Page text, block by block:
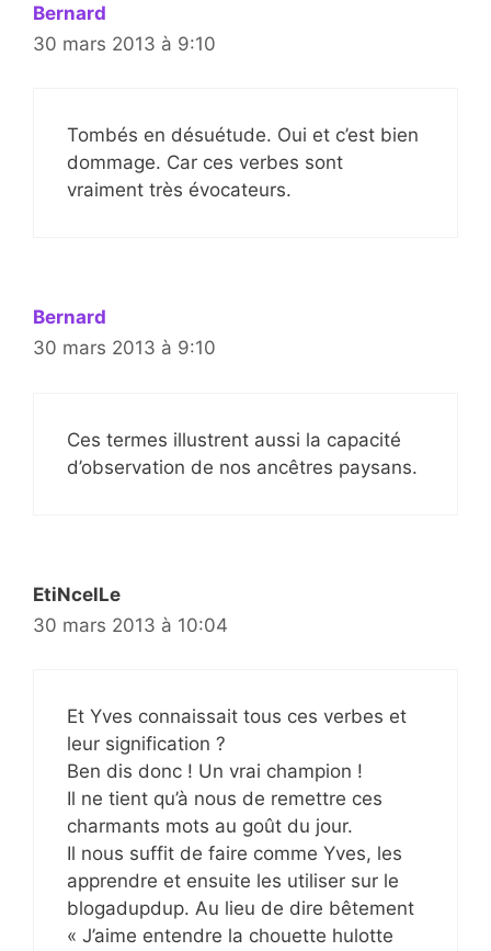
Bernard
30 mars 2013 à 9:10
Tombés en désuétude. Oui et c’est bien
dommage. Car ces verbes sont
vraiment très évocateurs.
Bernard
30 mars 2013 à 9:10
Ces termes illustrent aussi la capacité
d’observation de nos ancêtres paysans.
EtiNcelLe
30 mars 2013 à 10:04
Et Yves connaissait tous ces verbes et
leur signification ?
Ben dis donc ! Un vrai champion !
Il ne tient qu’à nous de remettre ces
charmants mots au goût du jour.
Il nous suffit de faire comme Yves, les
apprendre et ensuite les utiliser sur le
blogadupdup. Au lieu de dire bêtement
« J’aime entendre la chouette hulotte